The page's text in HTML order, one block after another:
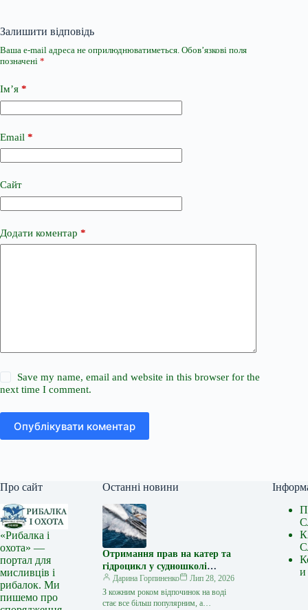
Залишити відповідь
Ваша e-mail адреса не оприлюднюватиметься. Обов’язкові поля
позначені *
Ім’я *
Email *
Сайт
Додати коментар *
Save my name, email and website in this browser for the
next time I comment.
Опублікувати коментар
Про сайт
«Рибалка і
охота» —
портал для
мисливців і
рибалок. Ми
пишемо про
Останні новини
Отримання прав на катер та
гідроцикл у судношколі
«Либідь-А»: від теорії до
іспиту
Дарина Горпиненко
Лип 28, 2026
З кожним роком відпочинок на воді
стає все більш популярним, а
и